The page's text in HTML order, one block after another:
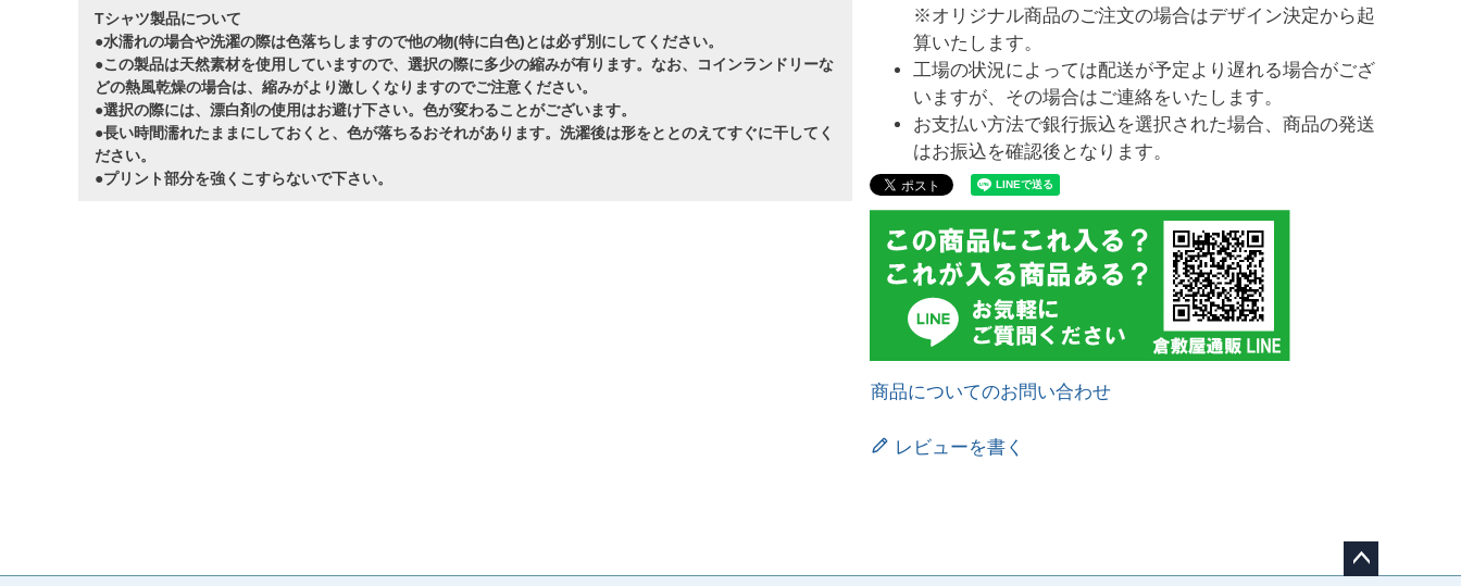
Tシャツ製品について
●水濡れの場合や洗濯の際は色落ちしますので他の物(特に白色)とは必ず別にしてください。
●この製品は天然素材を使用していますので、選択の際に多少の縮みが有ります。なお、コインランドリーな
どの熱風乾燥の場合は、縮みがより激しくなりますのでご注意ください。
●選択の際には、漂白剤の使用はお避け下さい。色が変わることがございます。
●長い時間濡れたままにしておくと、色が落ちるおそれがあります。洗濯後は形をととのえてすぐに干してく
ださい。
●プリント部分を強くこすらないで下さい。
※オリジナル商品のご注文の場合はデザイン決定から起
算いたします。
工場の状況によっては配送が予定より遅れる場合がござ
いますが、その場合はご連絡をいたします。
お支払い方法で銀行振込を選択された場合、商品の発送
はお振込を確認後となります。
商品についてのお問い合わせ
レビューを書く